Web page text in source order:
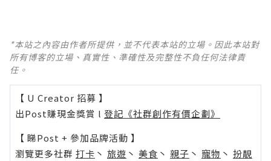
*本站之內容由作者所提供，並不代表本站的立場。因此本站對
所有博客的立場、真實性、準確性及完整性不負任何法律責
任。
【 U Creator 招募 】
出Post賺現金獎賞 l 登記《社群創作有價企劃》
【 睇Post + 參加品牌活動 】
瀏覽更多社群 打卡 丶 旅遊 丶 美食 丶 親子 丶 寵物 丶 扮靚